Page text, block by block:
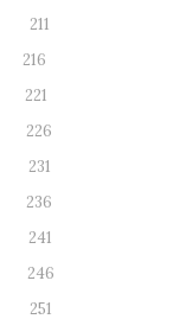
211
216
221
226
231
236
241
246
251